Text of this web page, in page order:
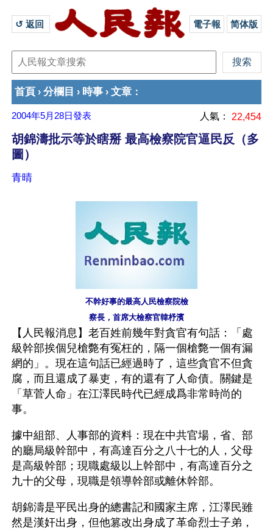
↺ 返回 電子報 简体版
首頁 › 分欄目 › 時事 › 文章 ：
2004年5月28日發表 人氣： 22,454
胡錦濤批示等於瞎掰 最高檢察院官逼民反（多
圖）
青晴
不幹好事的最高人民檢察院檢
察長，首席大檢察官韓杼濱
【人民報消息】老百姓前幾年對貪官有句話：「處
級幹部挨個兒槍斃有冤枉的，隔一個槍斃一個有漏
網的」。現在這句話已經過時了，這些貪官不但貪
腐，而且還成了暴吏，有的還有了人命債。關鍵是
「草菅人命」在江澤民時代已經成爲非常時尚的
事。
據中組部、人事部的資料：現在中共官場，省、部
的廳局級幹部中，有高達百分之八十七的人，父母
是高級幹部；現職處級以上幹部中，有高達百分之
九十的父母，現職是領導幹部或離休幹部。
胡錦濤是平民出身的總書記和國家主席，江澤民雖
然是漢奸出身，但他篡改出身成了革命烈士子弟，